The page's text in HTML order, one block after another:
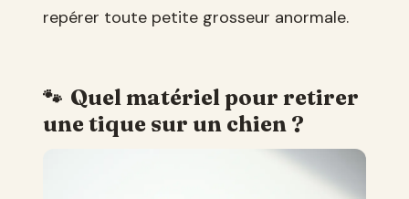
repérer toute petite grosseur anormale.
Quel matériel pour retirer
une tique sur un chien ?